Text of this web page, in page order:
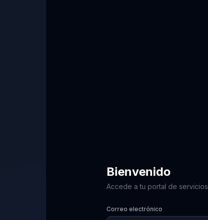
Bienvenido
Accede a tu portal de servicios
Correo electrónico